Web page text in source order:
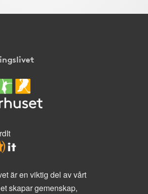
är en viktig del av vårt
skapar gemenskap,